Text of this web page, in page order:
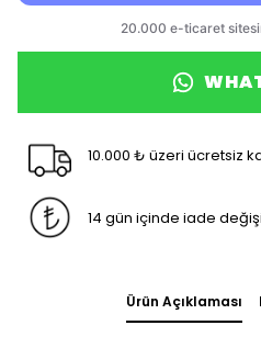
10.000 ₺ üzeri ücretsiz
14 gün içinde iade
Ürün Açıklaması